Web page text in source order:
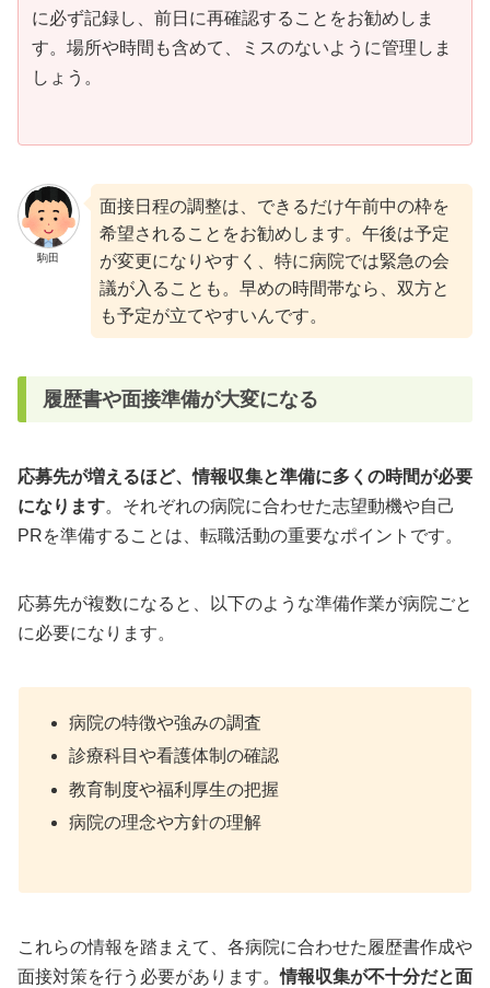
に必ず記録し、前日に再確認することをお勧めしま
す。場所や時間も含めて、ミスのないように管理しま
しょう。
駒田
面接日程の調整は、できるだけ午前中の枠を
希望されることをお勧めします。午後は予定
が変更になりやすく、特に病院では緊急の会
議が入ることも。早めの時間帯なら、双方と
も予定が立てやすいんです。
履歴書や面接準備が大変になる
応募先が増えるほど、情報収集と準備に多くの時間が必要
になります。それぞれの病院に合わせた志望動機や自己
PRを準備することは、転職活動の重要なポイントです。
応募先が複数になると、以下のような準備作業が病院ごと
に必要になります。
病院の特徴や強みの調査
診療科目や看護体制の確認
教育制度や福利厚生の把握
病院の理念や方針の理解
これらの情報を踏まえて、各病院に合わせた履歴書作成や
面接対策を行う必要があります。情報収集が不十分だと面